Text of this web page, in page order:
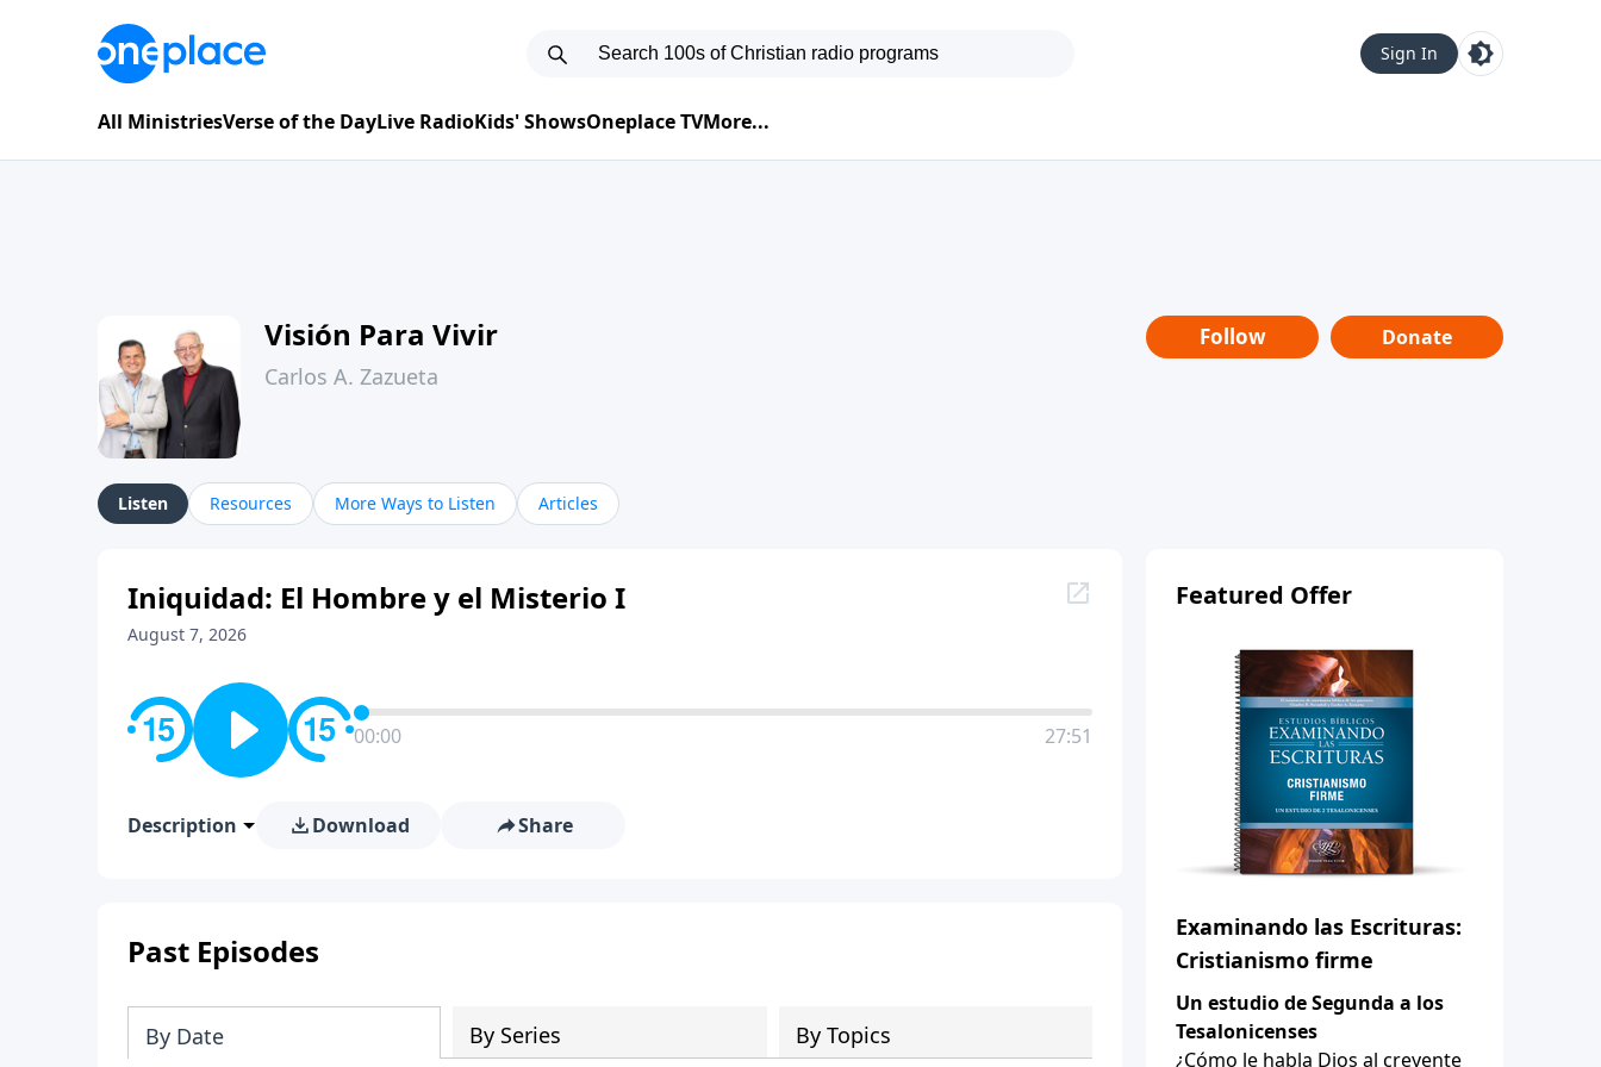
Sign In
All MinistriesVerse of the DayLive RadioKids' ShowsOneplace TVMore...
Visión Para Vivir
Carlos A. Zazueta
Follow Donate
Listen Resources More Ways to Listen Articles
Iniquidad: El Hombre y el Misterio I
August 7, 2026
00:00 27:51
Description Download Share
Past Episodes
By Date By Series By Topics
Featured Offer
Examinando las Escrituras:
Cristianismo firme
Un estudio de Segunda a los
Tesalonicenses
¿Cómo le habla Dios al creyente